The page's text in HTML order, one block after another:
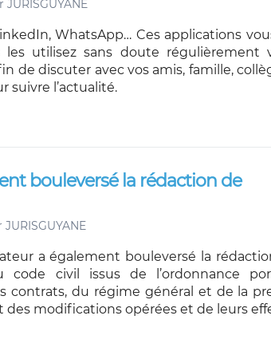
JURISGUYANE
WhatsApp… Ces applications
les utilisez sans doute régulièrement
de discuter avec vos amis, famille,
suivre l’actualité.
bouleversé la rédaction de
JURISGUYANE
a également bouleversé la
code civil issus de l’ordonnance
contrats, du régime général et de la
des modifications opérées et de leurs